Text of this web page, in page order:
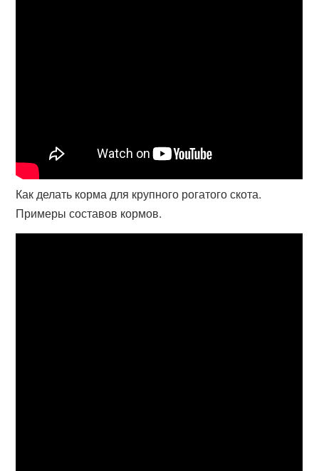
Как делать корма для крупного рогатого скота.
Примеры составов кормов.